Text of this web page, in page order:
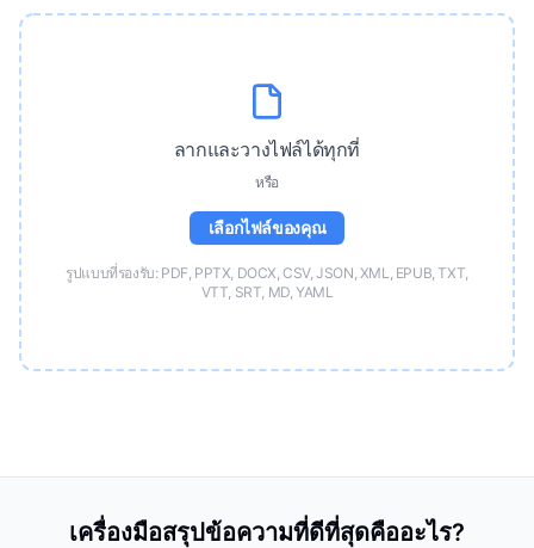
ลากและวางไฟล์ได้ทุกที่
หรือ
เลือกไฟล์ของคุณ
รูปแบบที่รองรับ: PDF, PPTX, DOCX, CSV, JSON, XML, EPUB, TXT,
VTT, SRT, MD, YAML
เครื่องมือสรุปข้อความที่ดีที่สุดคืออะไร?